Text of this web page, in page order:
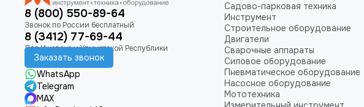
8 (800) 550-89-64
8 (3412) 77-69-44
Заказать звонок
WhatsApp
Telegram
MAX
Садово-парковая техника
Инструмент
Строительное оборудование
Двигатели
Сварочные аппараты
Силовое оборудование
Пневматическое оборудование
Насосное оборудование
Мототехника